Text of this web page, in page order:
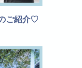
ご紹介♡